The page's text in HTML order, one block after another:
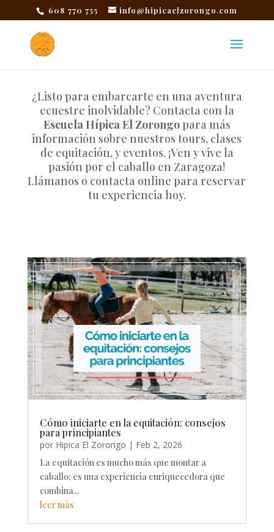
608 770 755 info@hipicaelzorongo.com
¿Listo para embarcarte en una aventura
ecuestre inolvidable? Contacta con la
Escuela Hípica El Zorongopara más
información sobre nuestros tours, clases
de equitación, y eventos. ¡Ven y vive la
pasión por el caballo en Zaragoza!
Llámanos o contacta online para reservar
tu experiencia hoy.
Cómo iniciarte en la equitación: consejos
para principiantes
por Hipica El Zorongo | Feb 2, 2026
La equitación es mucho más que montar a
caballo; es una experiencia enriquecedora que
combina...
leer más